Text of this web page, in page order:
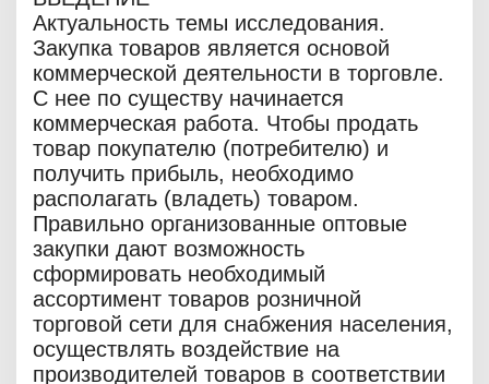
Актуальность темы исследования.
Закупка товаров является основой
коммерческой деятельности в торговле.
С нее по существу начинается
коммерческая работа. Чтобы продать
товар покупателю (потребителю) и
получить прибыль, необходимо
располагать (владеть) товаром.
Правильно организованные оптовые
закупки дают возможность
сформировать необходимый
ассортимент товаров розничной
торговой сети для снабжения населения,
осуществлять воздействие на
производителей товаров в соответствии